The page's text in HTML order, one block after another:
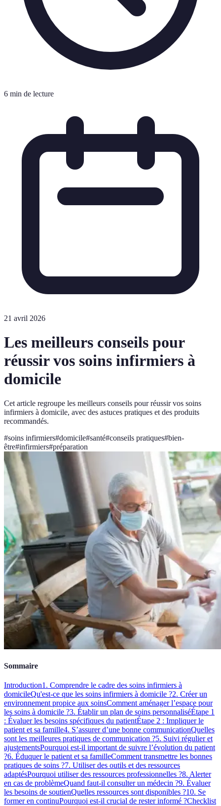
6 min de lecture
21 avril 2026
Les meilleurs conseils pour
réussir vos soins infirmiers à
domicile
Cet article regroupe les meilleurs conseils pour réussir vos soins
infirmiers à domicile, avec des astuces pratiques et des produits
recommandés.
#soins infirmiers#domicile#santé#conseils pratiques#bien-
être#infirmiers#préparation
Sommaire
Introduction1. Comprendre le cadre des soins infirmiers à
domicileQu'est-ce que les soins infirmiers à domicile ?2. Créer un
environnement propice aux soinsComment aménager l’espace pour
les soins à domicile ?3. Établir un plan de soins personnaliséÉtape 1
: Évaluer les besoins spécifiques du patientÉtape 2 : Impliquer le
patient et sa famille4. S’assurer d’une bonne communicationQuelles
sont les meilleures pratiques de communication ?5. Suivi régulier et
ajustementsPourquoi est-il important de suivre l’évolution du patient
?6. Éduquer le patient et sa familleComment transmettre les bonnes
pratiques de soins ?7. Utiliser des outils et des ressources
adaptésPourquoi utiliser des ressources professionnelles ?8. Alerter
en cas de problèmeQuand faut-il consulter un médecin ?9. Évaluer
les besoins de soutienQuelles ressources sont disponibles ?10. Se
former en continuPourquoi est-il crucial de rester informé ?Checklist